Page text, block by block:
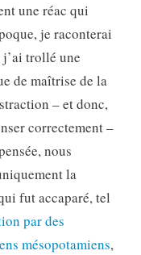
une réac qui
je raconterai
trollé une
de maîtrise de la
– et donc,
correctement –
nous
la
fut accaparé, tel
par des
mésopotamiens,